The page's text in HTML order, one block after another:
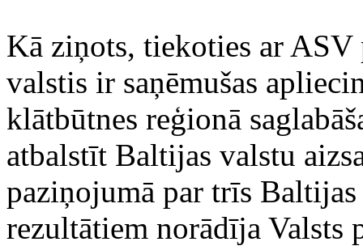
Kā ziņots, tiekoties ar
valstis ir saņēmušas
klātbūtnes reģionā
atbalstīt Baltijas valstu
paziņojumā par trīs
rezultātiem norādīja Valsts